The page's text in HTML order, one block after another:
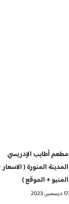
مطعم أطايب الإدريسي
المدينة المنورة (
المنيو + الموقع )
17 ديسمبر، 2023